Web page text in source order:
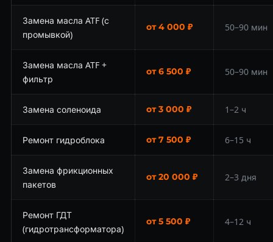
Замена масла ATF (с
промывкой)
от 4 000 ₽ 50–90 мин
Замена масла ATF +
фильтр
от 6 500 ₽ 50–90 мин
Замена соленоида от 3 000 ₽ 1–2 ч
Ремонт гидроблока от 7 500 ₽ 6–15 ч
Замена фрикционных
пакетов
от 20 000 ₽ 2–3 дня
Ремонт ГДТ
(гидротрансформатора)
от 5 500 ₽ 4–12 ч